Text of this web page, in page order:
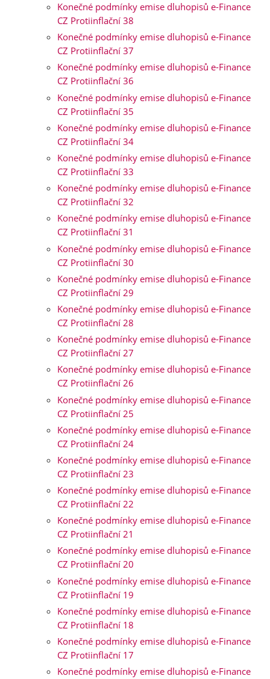
Konečné podmínky emise dluhopisů e-Finance
CZ Protiinflační 38
Konečné podmínky emise dluhopisů e-Finance
CZ Protiinflační 37
Konečné podmínky emise dluhopisů e-Finance
CZ Protiinflační 36
Konečné podmínky emise dluhopisů e-Finance
CZ Protiinflační 35
Konečné podmínky emise dluhopisů e-Finance
CZ Protiinflační 34
Konečné podmínky emise dluhopisů e-Finance
CZ Protiinflační 33
Konečné podmínky emise dluhopisů e-Finance
CZ Protiinflační 32
Konečné podmínky emise dluhopisů e-Finance
CZ Protiinflační 31
Konečné podmínky emise dluhopisů e-Finance
CZ Protiinflační 30
Konečné podmínky emise dluhopisů e-Finance
CZ Protiinflační 29
Konečné podmínky emise dluhopisů e-Finance
CZ Protiinflační 28
Konečné podmínky emise dluhopisů e-Finance
CZ Protiinflační 27
Konečné podmínky emise dluhopisů e-Finance
CZ Protiinflační 26
Konečné podmínky emise dluhopisů e-Finance
CZ Protiinflační 25
Konečné podmínky emise dluhopisů e-Finance
CZ Protiinflační 24
Konečné podmínky emise dluhopisů e-Finance
CZ Protiinflační 23
Konečné podmínky emise dluhopisů e-Finance
CZ Protiinflační 22
Konečné podmínky emise dluhopisů e-Finance
CZ Protiinflační 21
Konečné podmínky emise dluhopisů e-Finance
CZ Protiinflační 20
Konečné podmínky emise dluhopisů e-Finance
CZ Protiinflační 19
Konečné podmínky emise dluhopisů e-Finance
CZ Protiinflační 18
Konečné podmínky emise dluhopisů e-Finance
CZ Protiinflační 17
Konečné podmínky emise dluhopisů e-Finance